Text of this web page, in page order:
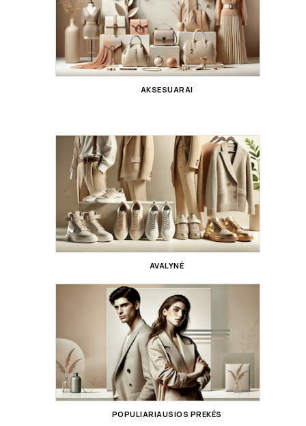
AKSESUARAI
AVALYNĖ
POPULIARIAUSIOS PREKĖS